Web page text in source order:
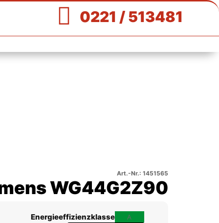
 0221 / 513481
Art.-Nr.: 1451565
WG44G2Z90
Energieeffizienzklasse A